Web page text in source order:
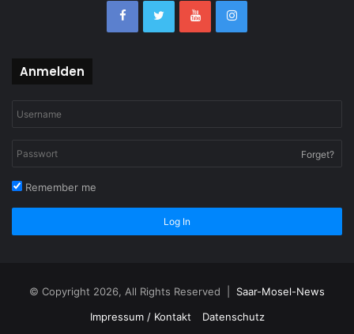
Anmelden
Forget?
Remember me
Log In
© Copyright 2026, All Rights Reserved | Saar-Mosel-News
Impressum / Kontakt
Datenschutz